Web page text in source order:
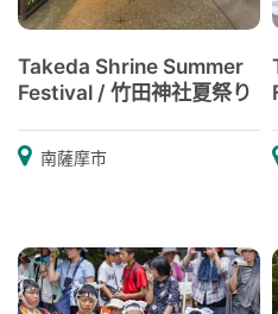
Takeda Shrine Summer
Festival / 竹田神社夏祭り
南薩摩市